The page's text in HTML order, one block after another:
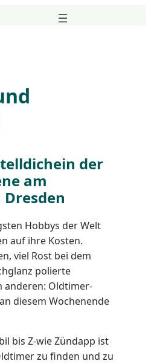
der
am
Hobbys der Welt
auf ihre Kosten.
viel Rost bei dem
polierte
anderen: Oldtimer-
diesem Wochenende
bis Z-wie Zündapp ist
zu finden und zu